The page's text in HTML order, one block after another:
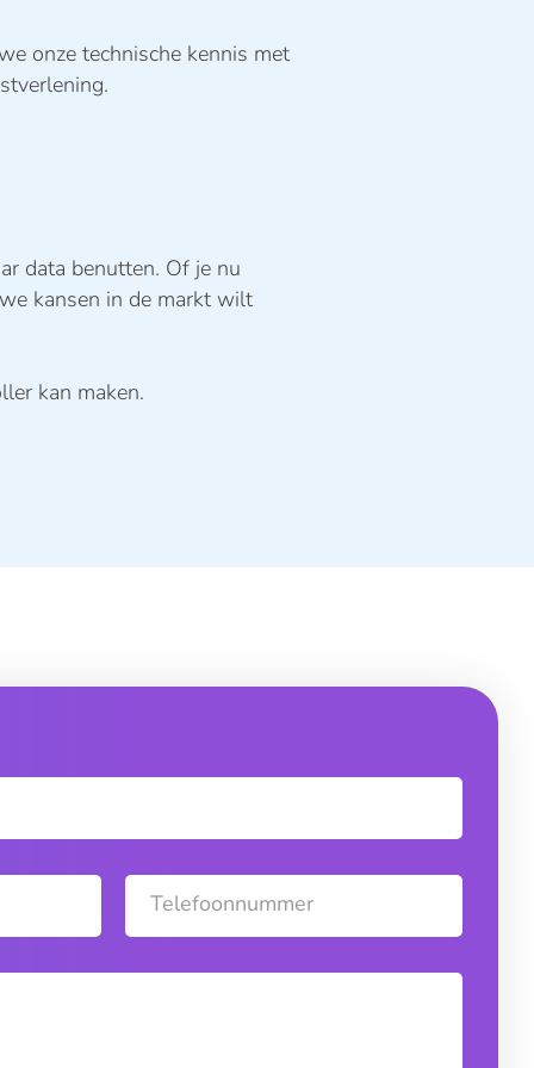
onze technische kennis met
data benutten. Of je nu
kansen in de markt wilt
kan maken.
Telefoonnummer